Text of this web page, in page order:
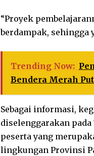
“Proyek
berdampak, sehingga
Trending Now:
Bendera Merah
Sebagai informasi,
diselenggarakan
peserta yang
lingkungan Provinsi